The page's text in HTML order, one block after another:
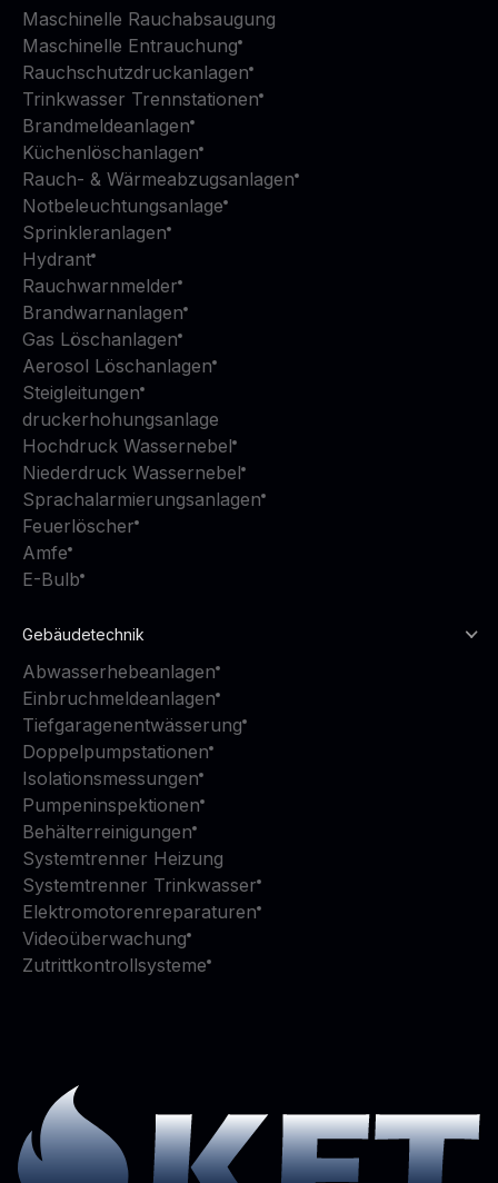
Maschinelle Rauchabsaugung
Maschinelle Entrauchung
Rauchschutzdruckanlagen
Trinkwasser Trennstationen
Brandmeldeanlagen
Küchenlöschanlagen
Rauch- & Wärmeabzugsanlagen
Notbeleuchtungsanlage
Sprinkleranlagen
Hydrant
Rauchwarnmelder
Brandwarnanlagen
Gas Löschanlagen
Aerosol Löschanlagen
Steigleitungen
druckerhohungsanlage
Hochdruck Wassernebel
Niederdruck Wassernebel
Sprachalarmierungsanlagen
Feuerlöscher
Amfe
E-Bulb
Gebäudetechnik
Abwasserhebeanlagen
Einbruchmeldeanlagen
Tiefgaragenentwässerung
Doppelpumpstationen
Isolationsmessungen
Pumpeninspektionen
Behälterreinigungen
Systemtrenner Heizung
Systemtrenner Trinkwasser
Elektromotorenreparaturen
Videoüberwachung
Zutrittkontrollsysteme